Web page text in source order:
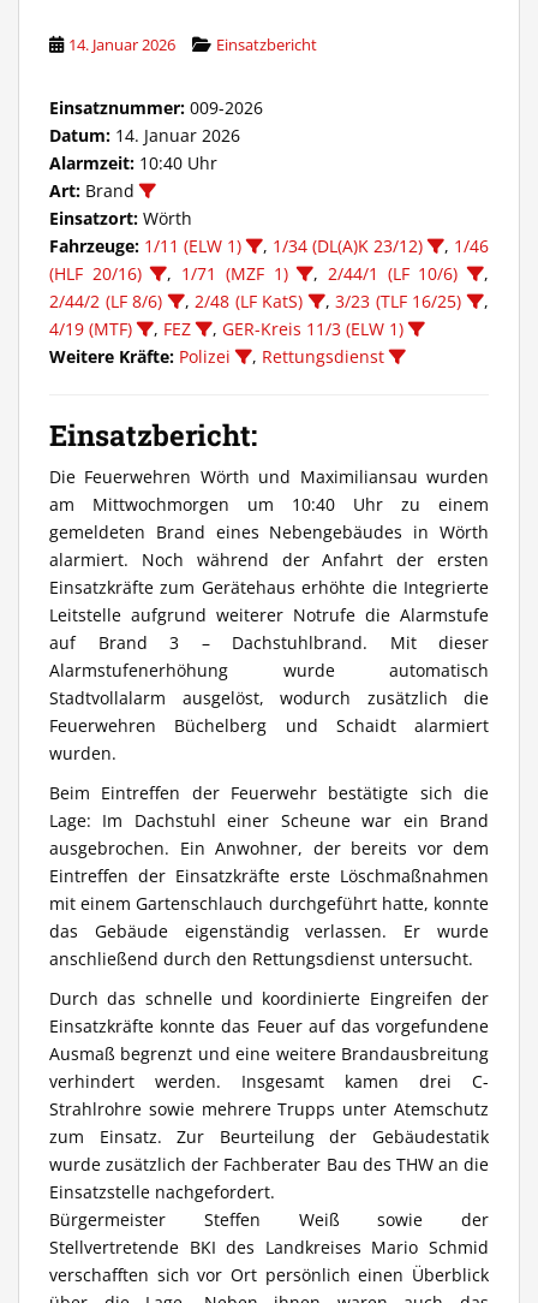
14. Januar 2026 Einsatzbericht
Einsatznummer: 009-2026
Datum: 14. Januar 2026
Alarmzeit: 10:40 Uhr
Art: Brand
Einsatzort: Wörth
Fahrzeuge: 1/11 (ELW 1) , 1/34 (DL(A)K 23/12) , 1/46
(HLF 20/16)
, 1/71 (MZF 1) , 2/44/1 (LF 10/6)
,
2/44/2 (LF 8/6)
,2/48 (LF KatS) ,3/23 (TLF 16/25)
,
4/19 (MTF)
, FEZ , GER-Kreis 11/3 (ELW 1)
Weitere Kräfte: Polizei , Rettungsdienst
Einsatzbericht:
Die Feuerwehren Wörth und Maximiliansau wurden
am Mittwochmorgen um 10:40 Uhr zu einem
gemeldeten Brand eines Nebengebäudes in Wörth
alarmiert. Noch während der Anfahrt der ersten
Einsatzkräfte zum Gerätehaus erhöhte die Integrierte
Leitstelle aufgrund weiterer Notrufe die Alarmstufe
auf Brand 3 – Dachstuhlbrand. Mit dieser
Alarmstufenerhöhung wurde automatisch
Stadtvollalarm ausgelöst, wodurch zusätzlich die
Feuerwehren Büchelberg und Schaidt alarmiert
wurden.
Beim Eintreffen der Feuerwehr bestätigte sich die
Lage: Im Dachstuhl einer Scheune war ein Brand
ausgebrochen. Ein Anwohner, der bereits vor dem
Eintreffen der Einsatzkräfte erste Löschmaßnahmen
mit einem Gartenschlauch durchgeführt hatte, konnte
das Gebäude eigenständig verlassen. Er wurde
anschließend durch den Rettungsdienst untersucht.
Durch das schnelle und koordinierte Eingreifen der
Einsatzkräfte konnte das Feuer auf das vorgefundene
Ausmaß begrenzt und eine weitere Brandausbreitung
verhindert werden. Insgesamt kamen drei C-
Strahlrohre sowie mehrere Trupps unter Atemschutz
zum Einsatz. Zur Beurteilung der Gebäudestatik
wurde zusätzlich der Fachberater Bau des THW an die
Einsatzstelle nachgefordert.
Bürgermeister Steffen Weiß sowie der
Stellvertretende BKI des Landkreises Mario Schmid
verschafften sich vor Ort persönlich einen Überblick